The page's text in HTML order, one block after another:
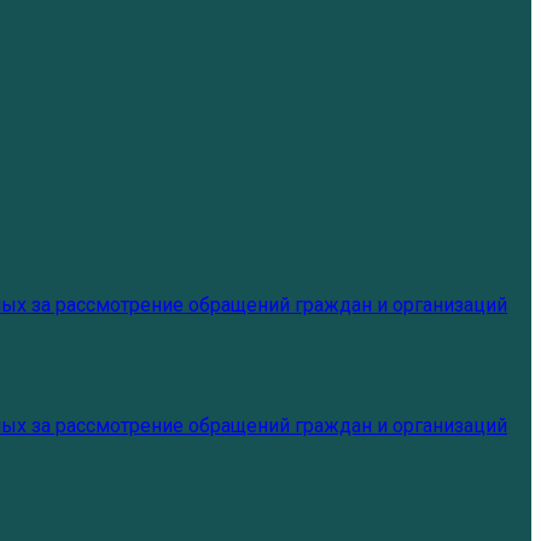
за рассмотрение обращений граждан и организаций
за рассмотрение обращений граждан и организаций